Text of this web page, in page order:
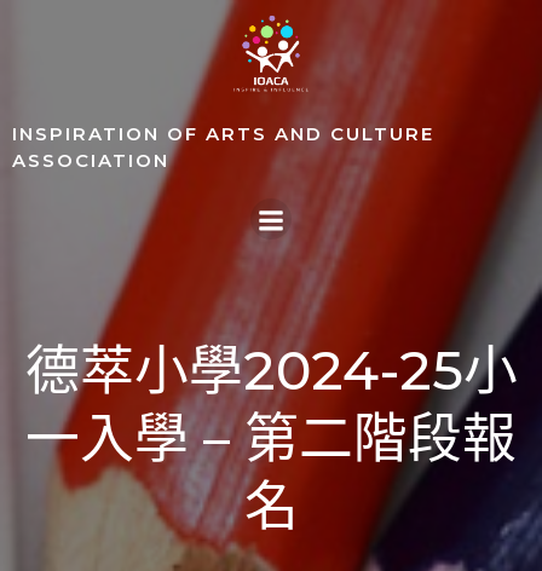
Skip
to
content
INSPIRATION OF ARTS AND CULTURE
ASSOCIATION
德萃小學2024-25小
一入學 – 第二階段報
名